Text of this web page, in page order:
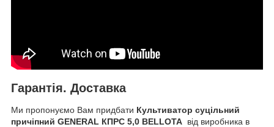
Гарантія. Доставка
Ми пропонуємо Вам придбати Культиватор суцільний
причіпний GENERAL КПРС 5,0 BELLOTA від виробника в